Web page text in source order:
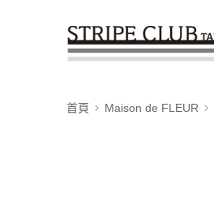
首頁 Maison de FLEUR